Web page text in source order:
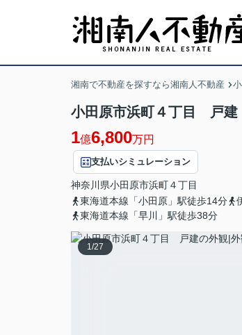
湘南で不動産を探すなら湘南人不動産
小田原市浜町４丁目 戸建
1億6,800万円
支払いシミュレーション
神奈川県小田原市浜町４丁目
東海道本線「小田原」駅徒歩14分
東海道本線「早川」駅徒歩38分
1/27